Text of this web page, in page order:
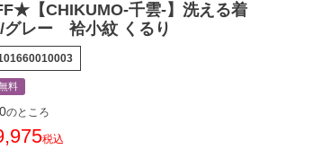
【CHIKUMO-千雲-】洗える着
グレー 袷小紋 くるり
料
のところ
税込